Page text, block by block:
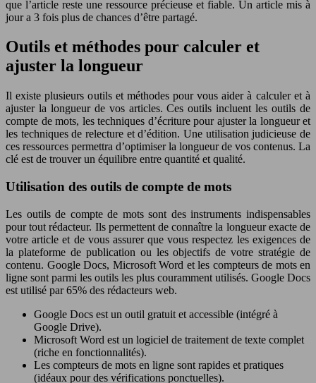
que l’article reste une ressource précieuse et fiable. Un article mis à
jour a 3 fois plus de chances d’être partagé.
Outils et méthodes pour calculer et
ajuster la longueur
Il existe plusieurs outils et méthodes pour vous aider à calculer et à
ajuster la longueur de vos articles. Ces outils incluent les outils de
compte de mots, les techniques d’écriture pour ajuster la longueur et
les techniques de relecture et d’édition. Une utilisation judicieuse de
ces ressources permettra d’optimiser la longueur de vos contenus. La
clé est de trouver un équilibre entre quantité et qualité.
Utilisation des outils de compte de mots
Les outils de compte de mots sont des instruments indispensables
pour tout rédacteur. Ils permettent de connaître la longueur exacte de
votre article et de vous assurer que vous respectez les exigences de
la plateforme de publication ou les objectifs de votre stratégie de
contenu. Google Docs, Microsoft Word et les compteurs de mots en
ligne sont parmi les outils les plus couramment utilisés. Google Docs
est utilisé par 65% des rédacteurs web.
Google Docs est un outil gratuit et accessible (intégré à
Google Drive).
Microsoft Word est un logiciel de traitement de texte complet
(riche en fonctionnalités).
Les compteurs de mots en ligne sont rapides et pratiques
(idéaux pour des vérifications ponctuelles).